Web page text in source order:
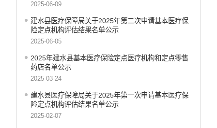
2025-06-09
建水县医疗保障局关于2025年第二次申请基本医疗保
险定点机构评估结果名单公示
2025-06-05
2025年建水县基本医疗保险定点医疗机构和定点零售
药店名单公示
2025-03-24
建水县医疗保障局关于2025年第一次申请基本医疗保
险定点机构评估结果名单公示
2025-02-07